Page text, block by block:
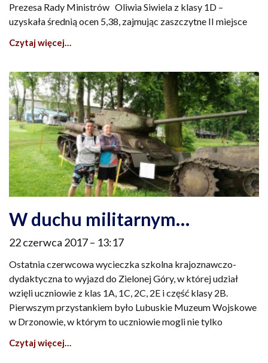
Prezesa Rady Ministrów Oliwia Siwiela z klasy 1D –
uzyskała średnią ocen 5,38, zajmując zaszczytne II miejsce
Czytaj więcej…
W duchu militarnym…
22 czerwca 2017 13:17
Ostatnia czerwcowa wycieczka szkolna krajoznawczo-
dydaktyczna to wyjazd do Zielonej Góry, w której udział
wzięli uczniowie z klas 1A, 1C, 2C, 2E i część klasy 2B.
Pierwszym przystankiem było Lubuskie Muzeum Wojskowe
w Drzonowie, w którym to uczniowie mogli nie tylko
Czytaj więcej…